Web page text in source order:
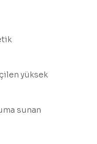
yüksek
sunan